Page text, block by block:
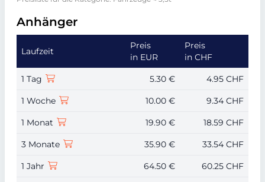
Anhänger
Laufzeit
Preis
in EUR
Preis
in CHF
1 Tag 5.30 € 4.95 CHF
1 Woche 10.00 € 9.34 CHF
1 Monat 19.90 € 18.59 CHF
3 Monate 35.90 € 33.54 CHF
1 Jahr 64.50 € 60.25 CHF